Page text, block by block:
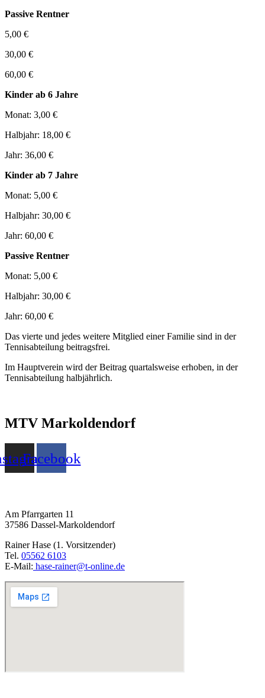
Passive Rentner
5,00 €
30,00 €
60,00 €
Kinder ab 6 Jahre
Monat: 3,00 €
Halbjahr: 18,00 €
Jahr: 36,00 €
Kinder ab 7 Jahre
Monat: 5,00 €
Halbjahr: 30,00 €
Jahr: 60,00 €
Passive Rentner
Monat: 5,00 €
Halbjahr: 30,00 €
Jahr: 60,00 €
Das vierte und jedes weitere Mitglied einer Familie sind in der
Tennisabteilung beitragsfrei.
Im Hauptverein wird der Beitrag quartalsweise erhoben, in der
Tennisabteilung halbjährlich.
MTV Markoldendorf
Facebook
Am Pfarrgarten 11
37586 Dassel-Markoldendorf
Rainer Hase (1. Vorsitzender)
Tel. 05562 6103
E-Mail: hase-rainer@t-online.de